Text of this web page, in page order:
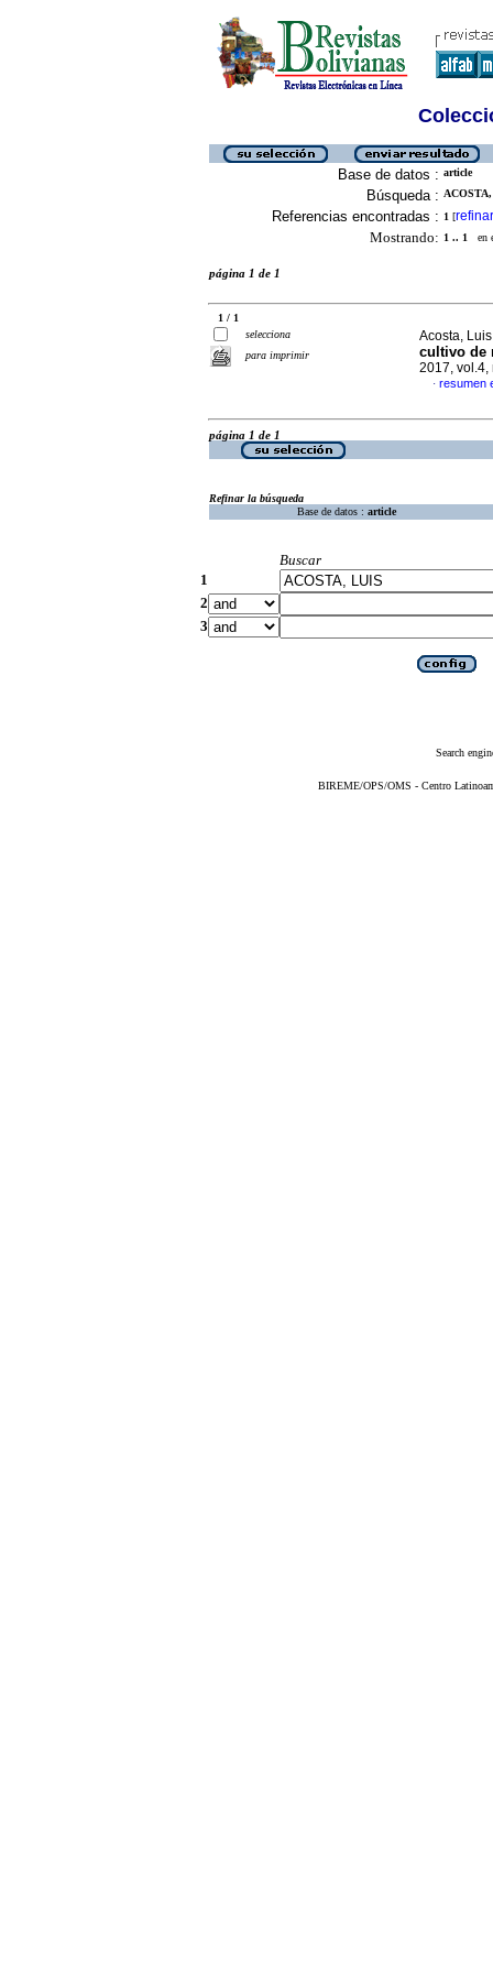
Base de datos : article
Búsqueda :
Referencias encontradas : 1 [refinar
Mostrando: 1 .. 1 en
página 1 de 1
1 / 1
selecciona
para imprimir
Acosta,
cultivo de
2017, vol.4,
· resumen
página 1 de 1
Refinar la búsqueda
Base de datos : article
Buscar
1
2
3
Search
BIREME/OPS/OMS - Centro